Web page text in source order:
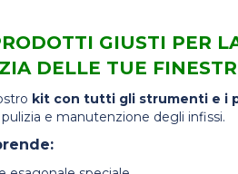
GIUSTI PER
DELLE TUE
kit con tutti gli strumenti e i
e manutenzione degli infissi.